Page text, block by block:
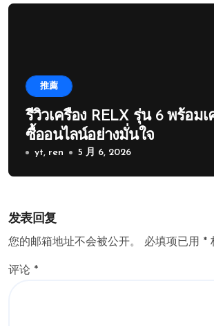
推薦
รีวิวเครื่อง RELX รุ่น 6 พร้อม
ซื้ออนไลน์อย่างมั่นใจ
yt, ren 5 月 6, 2026
发表回复
您的邮箱地址不会被公开。 必填项已用 *
评论 *